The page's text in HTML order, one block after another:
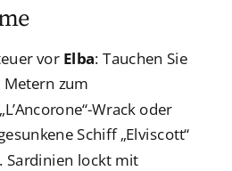
vor Elba: Tauchen Sie
zum
Wrack oder
Schiff „Elviscott“
Sardinien lockt mit